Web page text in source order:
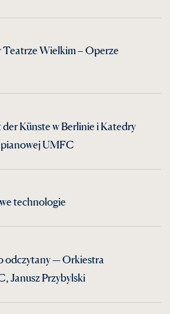
Wielkim – Operze
Künste w Berlinie i Katedry
UMFC
technologie
odczytany — Orkiestra
Janusz Przybylski